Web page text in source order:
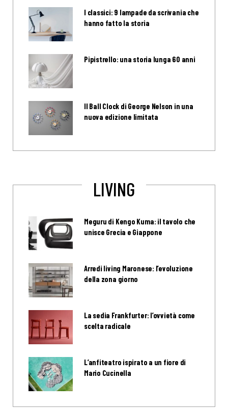
I classici: 9 lampade da scrivania che
hanno fatto la storia
Pipistrello: una storia lunga 60 anni
Il Ball Clock di George Nelson in una
nuova edizione limitata
LIVING
Meguru di Kengo Kuma: il tavolo che
unisce Grecia e Giappone
Arredi living Maronese: l’evoluzione
della zona giorno
La sedia Frankfurter: l’ovvietà come
scelta radicale
L’anfiteatro ispirato a un fiore di
Mario Cucinella